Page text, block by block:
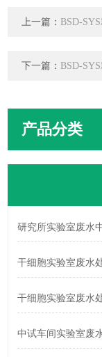
上一篇： BSD-
下一篇： BSD-
产品分类
研究所实验室废水
干细胞实验室废水
干细胞实验室废水
中试车间实验室废